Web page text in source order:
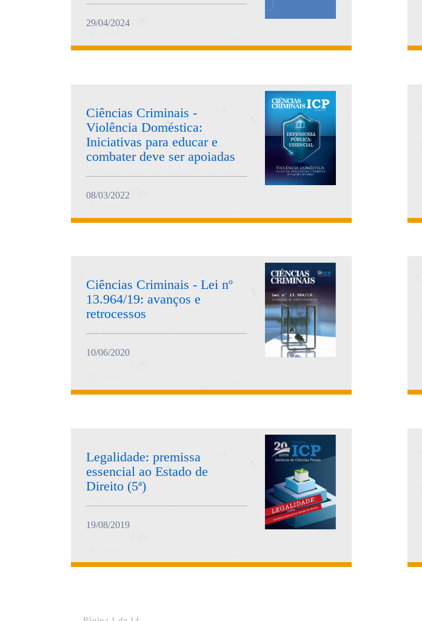
29/04/2024
Ciências Criminais -
Violência Doméstica:
Iniciativas para educar e
combater deve ser apoiadas
08/03/2022
Ciências Criminais - Lei nº
13.964/19: avanços e
retrocessos
10/06/2020
Legalidade: premissa
essencial ao Estado de
Direito (5ª)
19/08/2019